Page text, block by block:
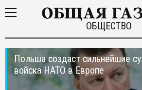
ОБЩЕСТВО
Польша создаст сильнейшие
войска НАТО в Европе